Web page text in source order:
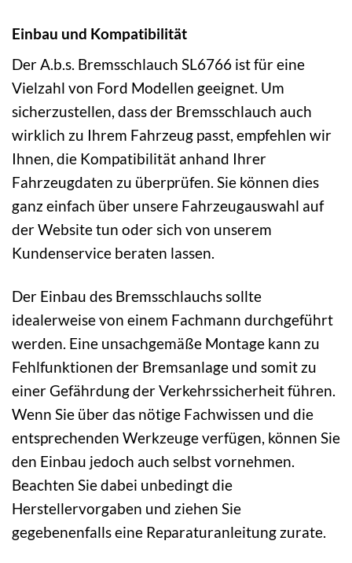
Einbau und Kompatibilität
Der A.b.s. Bremsschlauch SL6766 ist für eine
Vielzahl von Ford Modellen geeignet. Um
sicherzustellen, dass der Bremsschlauch auch
wirklich zu Ihrem Fahrzeug passt, empfehlen wir
Ihnen, die Kompatibilität anhand Ihrer
Fahrzeugdaten zu überprüfen. Sie können dies
ganz einfach über unsere Fahrzeugauswahl auf
der Website tun oder sich von unserem
Kundenservice beraten lassen.
Der Einbau des Bremsschlauchs sollte
idealerweise von einem Fachmann durchgeführt
werden. Eine unsachgemäße Montage kann zu
Fehlfunktionen der Bremsanlage und somit zu
einer Gefährdung der Verkehrssicherheit führen.
Wenn Sie über das nötige Fachwissen und die
entsprechenden Werkzeuge verfügen, können Sie
den Einbau jedoch auch selbst vornehmen.
Beachten Sie dabei unbedingt die
Herstellervorgaben und ziehen Sie
gegebenenfalls eine Reparaturanleitung zurate.